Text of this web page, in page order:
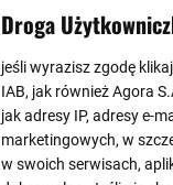
TERMINARZ
Droga
jeśli wyrazisz zgodę
IAB, jak również Agora
jak adresy IP, adresy e-
marketingowych, w
w swoich serwisach,